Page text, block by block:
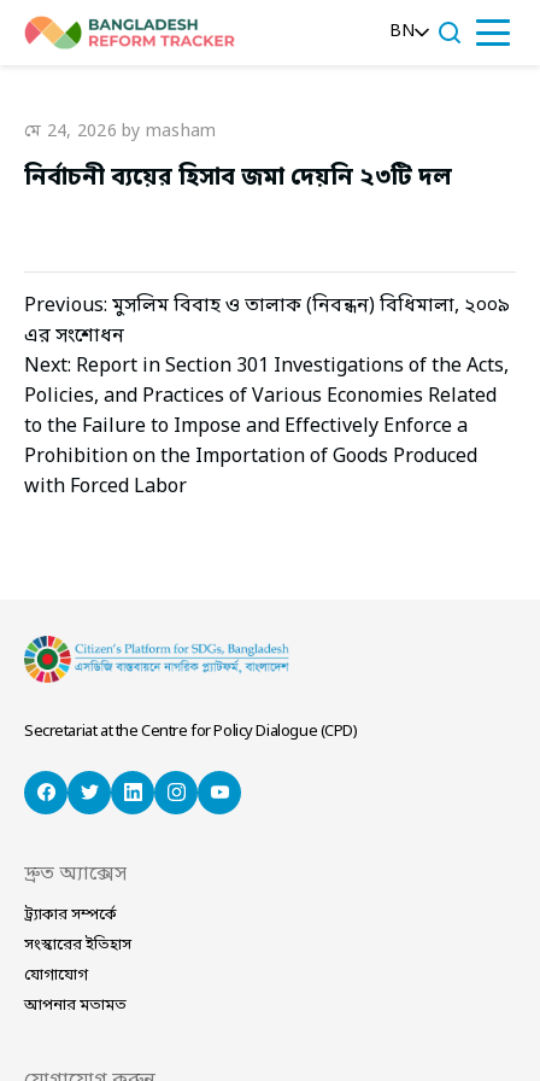
Skip
BN Menu
মে 24, 2026 by masham
নির্বাচনী ব্যয়ের হিসাব জমা দেয়নি ২৩টি দল
পোস্ট
ন্যাভিগেশন
Previous: মুসলিম বিবাহ ও তালাক (নিবন্ধন) বিধিমালা, ২০০৯
এর সংশোধন
Next: Report in Section 301 Investigations of the Acts,
Policies, and Practices of Various Economies Related
to the Failure to Impose and Effectively Enforce a
Prohibition on the Importation of Goods Produced
with Forced Labor
Secretariat at the Centre for Policy Dialogue (CPD)
দ্রুত অ্যাক্সেস
ট্র্যাকার সম্পর্কে
সংস্কারের ইতিহাস
যোগাযোগ
আপনার মতামত